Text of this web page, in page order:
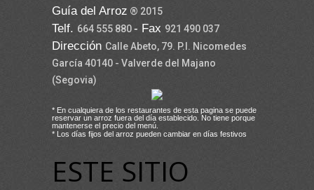
Guía del Arroz ® 2015
Telf. 664 555 880- Fax 921 490 037
Dirección Calle Abeto, 79. P.I. Nicomedes
García 40140 - Valverde del Majano
(Segovia)
* En cualquiera de los restaurantes de esta pagina se puede
reservar un arroz fuera del día establecido. No tiene porque
mantenerse el precio del menú.
* Los días fijos del arroz pueden cambiar en días festivos
ESTE SITIO